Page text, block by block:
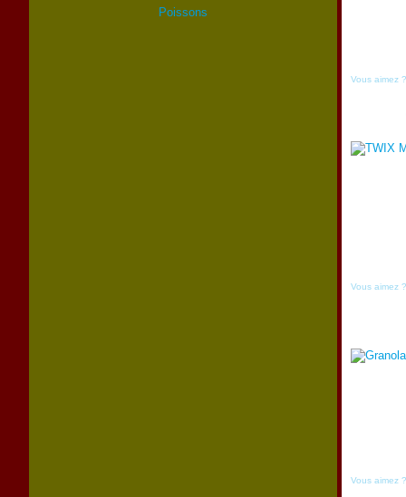
Poissons
Vous aimez ?
Vous aimez ?
Vous aimez ?